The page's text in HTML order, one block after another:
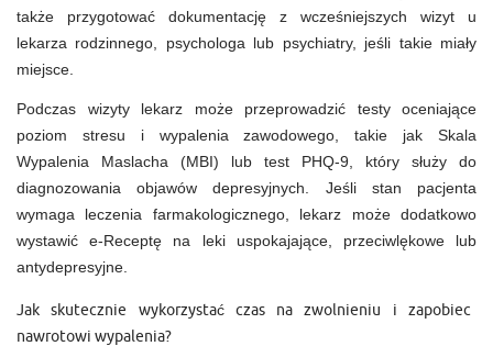
także przygotować dokumentację z wcześniejszych wizyt u
lekarza rodzinnego, psychologa lub psychiatry, jeśli takie miały
miejsce.
Podczas wizyty lekarz może przeprowadzić testy oceniające
poziom stresu i wypalenia zawodowego, takie jak Skala
Wypalenia Maslacha (MBI) lub test PHQ-9, który służy do
diagnozowania objawów depresyjnych. Jeśli stan pacjenta
wymaga leczenia farmakologicznego, lekarz może dodatkowo
wystawić e-Receptę na leki uspokajające, przeciwlękowe lub
antydepresyjne.
Jak skutecznie wykorzystać czas na zwolnieniu i zapobiec
nawrotowi wypalenia?